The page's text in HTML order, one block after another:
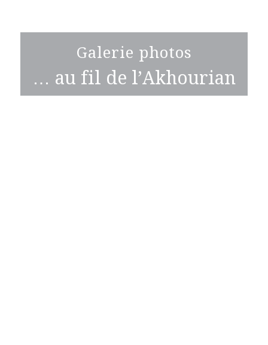
Galerie photos
… au fil de l’Akhourian